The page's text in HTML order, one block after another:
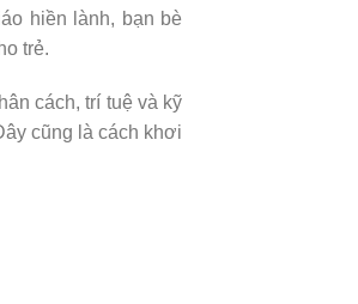
hiền lành, bạn bè
trẻ.
cách, trí tuệ và kỹ
cũng là cách khơi